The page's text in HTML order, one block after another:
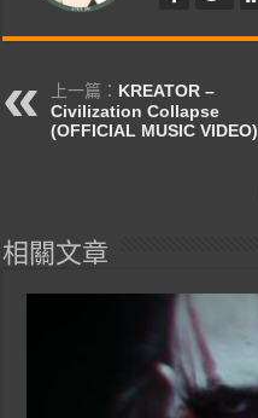
上一篇： KREATOR –
Civilization Collapse
(OFFICIAL MUSIC VIDEO)
相關文章